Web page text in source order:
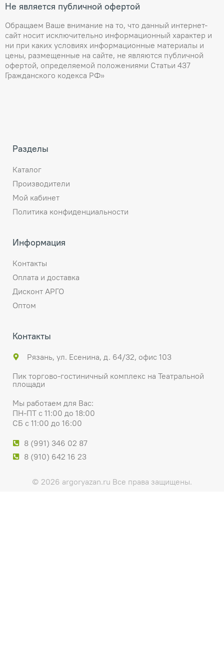
Не является публичной офертой
Обращаем Ваше внимание на то, что данный интернет-
сайт носит исключительно информационный характер и
ни при каких условиях информационные материалы и
цены, размещенные на сайте, не являются публичной
офертой, определяемой положениями Статьи 437
Гражданского кодекса РФ»
Разделы
Каталог
Производители
Мой кабинет
Политика конфиденциальности
Информация
Контакты
Оплата и доставка
Дисконт АРГО
Оптом
Контакты
Рязань, ул. Есенина, д. 64/32, офис 103
Пик торгово-гостиничный комплекс на Театральной
площади
Мы работаем для Вас:
ПН-ПТ с 11:00 до 18:00
СБ с 11:00 до 16:00
8 (991) 346 02 87
8 (910) 642 16 23
© 2026 argoryazan.ru Все права защищены.